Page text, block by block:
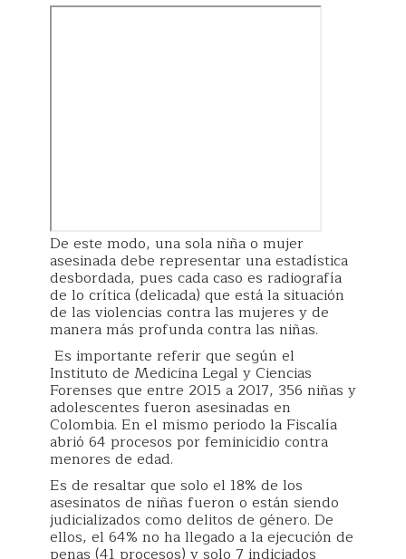
De este modo, una sola niña o mujer
asesinada debe representar una estadística
desbordada, pues cada caso es radiografía
de lo crítica (delicada) que está la situación
de las violencias contra las mujeres y de
manera más profunda contra las niñas.
Es importante referir que según el
Instituto de Medicina Legal y Ciencias
Forenses que entre 2015 a 2017, 356 niñas y
adolescentes fueron asesinadas en
Colombia. En el mismo periodo la Fiscalía
abrió 64 procesos por feminicidio contra
menores de edad.
Es de resaltar que solo el 18% de los
asesinatos de niñas fueron o están siendo
judicializados como delitos de género. De
ellos, el 64% no ha llegado a la ejecución de